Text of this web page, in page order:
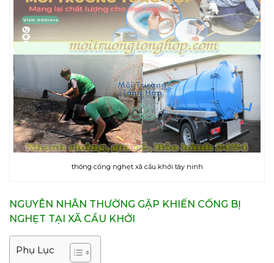
thông cống nghẹt xã cầu khởi tây ninh
NGUYÊN NHÂN THƯỜNG GẶP KHIẾN CỐNG BỊ
NGHẸT TẠI XÃ CẦU KHỞI
Phụ Lục